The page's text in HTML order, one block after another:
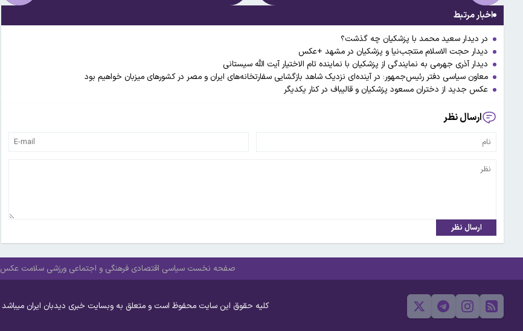
اخبار مرتبط
در دیدار سعید محمد با پزشکیان چه گذشت؟
دیدار حجت الاسلام منتجب‌نیا و پزشکیان در مشهد +عکس
دیدار آذری جهرمی به نمایندگی از پزشکیان با نماینده تام الاختیار آیت الله سیستانی
معاون سیاسی دفتر رئیس‌جمهور: در آینده‌ای نزدیک شاهد بازگشایی سفارتخانه‌های ایران و مصر در کشورهای میزبان خواهیم بود
عکس جدید از دختران مسعود پزشکیان و قالیباف در کنار یکدیگر
ارسال نظر
ارسال نظر
صفحه نخست سیاسی اقتصادی فرهنگی و اجتماعی ورزشی سلامت عکس
کلیه حقوق این سایت محفوظ است و متعلق به وبسایت خبری دیدبان ایران میباشد